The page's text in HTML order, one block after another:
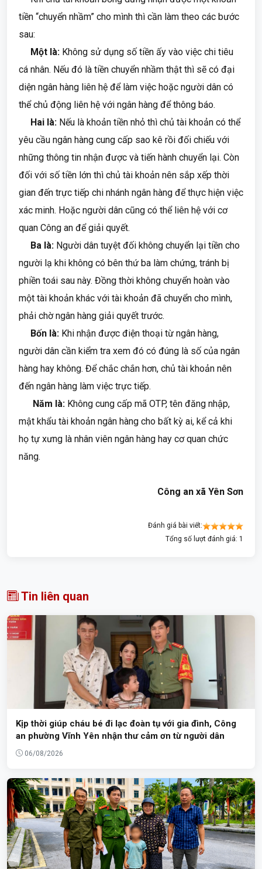
tiền “chuyển nhầm” cho mình thì cần làm theo các bước
sau:
Một là: Không sử dụng số tiền ấy vào việc chi tiêu
cá nhân. Nếu đó là tiền chuyển nhầm thật thì sẽ có đại
diện ngân hàng liên hệ để làm việc hoặc người dân có
thể chủ động liên hệ với ngân hàng để thông báo.
Hai là: Nếu là khoản tiền nhỏ thì chủ tài khoản có thể
yêu cầu ngân hàng cung cấp sao kê rồi đối chiếu với
những thông tin nhận được và tiến hành chuyển lại. Còn
đối với số tiền lớn thì chủ tài khoản nên sắp xếp thời
gian đến trực tiếp chi nhánh ngân hàng để thực hiện việc
xác minh. Hoặc người dân cũng có thể liên hệ với cơ
quan Công an để giải quyết.
Ba là: Người dân tuyệt đối không chuyển lại tiền cho
người lạ khi không có bên thứ ba làm chứng, tránh bị
phiền toái sau này. Đồng thời không chuyển hoàn vào
một tài khoản khác với tài khoản đã chuyển cho mình,
phải chờ ngân hàng giải quyết trước.
Bốn là: Khi nhận được điện thoại từ ngân hàng,
người dân cần kiểm tra xem đó có đúng là số của ngân
hàng hay không. Để chắc chắn hơn, chủ tài khoản nên
đến ngân hàng làm việc trực tiếp.
Năm là: Không cung cấp mã OTP, tên đăng nhập,
mật khẩu tài khoản ngân hàng cho bất kỳ ai, kể cả khi
họ tự xưng là nhân viên ngân hàng hay cơ quan chức
năng.
Công an xã Yên Sơn
Đánh giá bài viết:
Tổng số lượt đánh giá: 1
Tin liên quan
Kịp thời giúp cháu bé đi lạc đoàn tụ với gia đình, Công
an phường Vĩnh Yên nhận thư cảm ơn từ người dân
06/08/2026